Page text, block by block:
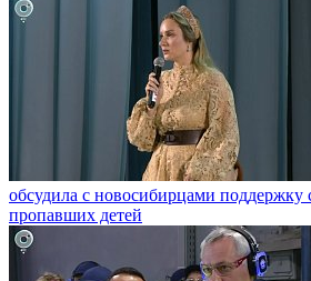
обсудила с новосибирцами поддержку
пропавших детей